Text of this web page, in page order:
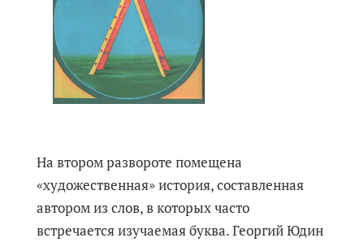
На втором развороте помещена
«художественная» история, составленная
автором из слов, в которых часто
встречается изучаемая буква. Георгий Юдин